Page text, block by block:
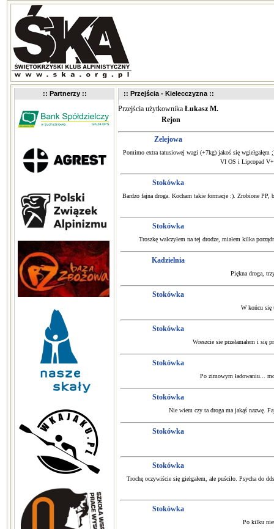
:: Partnerzy :: :: Przejścia - Kielecczyzna ::
Przejścia użytkownika Łukasz M.
Rejon
Zelejowa
Pomimo extra tatusiowej wagi (+7kg) jakoś się
VI OS i Lipcopad V+
Stokówka
Bardzo fajna droga. Kocham takie formacje :). Zrobione
Stokówka
Troszkę walczyłem na tej drodze, miałem kilka
Kadzielnia
Piękna droga,
Stokówka
W końcu się
Stokówka
Wreszcie sie przełamałem i się
Stokówka
Po zimowym ładowaniu...
Stokówka
Nie wiem czy ta droga ma jakąś nazwę.
Stokówka
Stokówka
Trochę oczywiście się giełgałem, ale puściło. Psycha do
Stokówka
Po kilku